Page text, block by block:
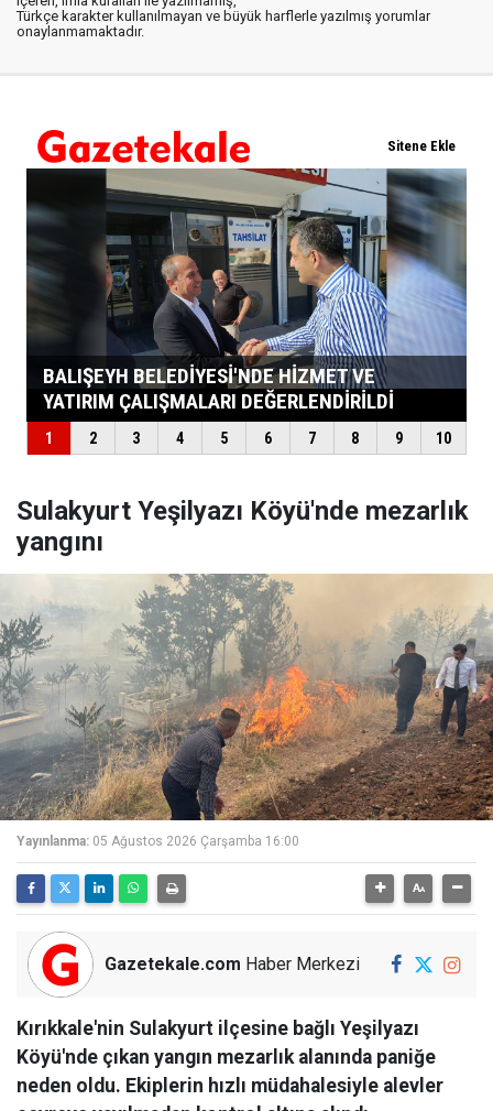
Türkçe karakter kullanılmayan ve büyük harflerle yazılmış yorumlar
onaylanmamaktadır.
Sulakyurt Yeşilyazı Köyü'nde mezarlık
yangını
Yayınlanma: 05 Ağustos 2026 Çarşamba 16:00
Gazetekale.com Haber Merkezi
Kırıkkale'nin Sulakyurt ilçesine bağlı Yeşilyazı
Köyü'nde çıkan yangın mezarlık alanında paniğe
neden oldu. Ekiplerin hızlı müdahalesiyle alevler